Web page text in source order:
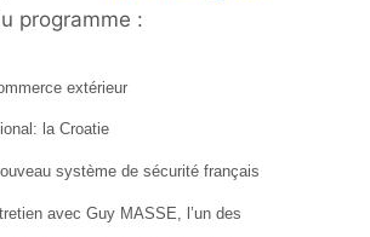
programme :
extérieur
la Croatie
système de sécurité français
avec Guy MASSE, l’un des